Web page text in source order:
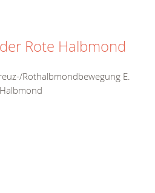
Rote Halbmond
Rothalbmondbewegung E.